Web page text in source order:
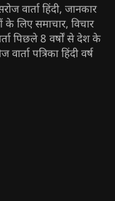
वार्ता हिंदी, जानकार
लिए समाचार, विचार
पिछले 8 वर्षों से देश के
पत्रिका हिंदी वर्ष